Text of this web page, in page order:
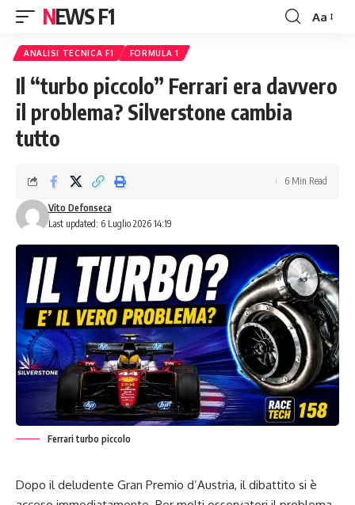
NEWS F1
Font
Aa
ANALISI TECNICA F1 FORMULA 1
Il “turbo piccolo” Ferrari era davvero
il problema? Silverstone cambia
tutto
Last updated: 6 Luglio 2026 14:19
Vito Defonseca
6 Min Read
Ferrari turbo piccolo
Dopo il deludente Gran Premio d’Austria, il dibattito si è